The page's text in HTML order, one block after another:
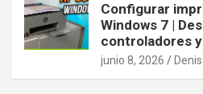
Configurar
Windows 7 |
controladores
junio 8, 2026 Denis